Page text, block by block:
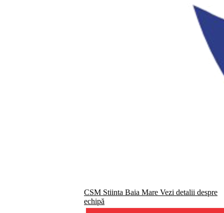
CSM Stiinta Baia Mare Vezi detalii despre
echipă